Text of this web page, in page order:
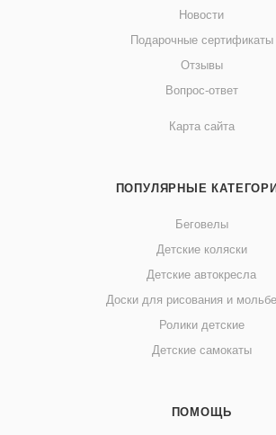
Новости
Подарочные сертификаты
Отзывы
Вопрос-ответ
Карта сайта
ПОПУЛЯРНЫЕ
Беговелы
Детские коляски
Детские автокресла
Доски для рисования и
Ролики детские
Детские самокаты
ПОМОЩЬ